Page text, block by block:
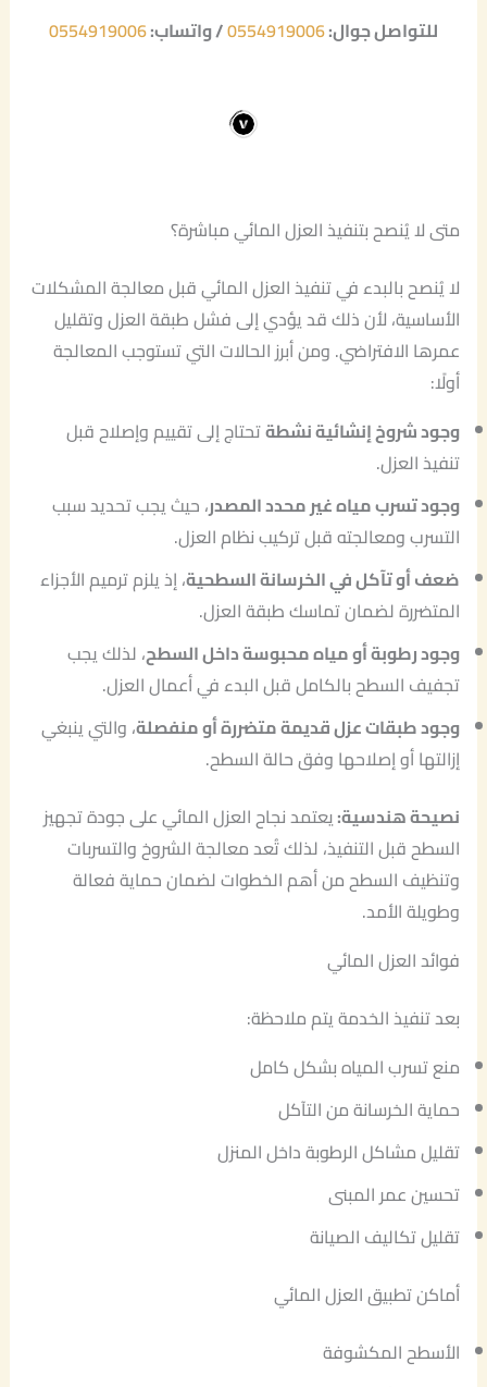
للتواصل جوال:0554919006/ واتساب:0554919006
متى لا يُنصح بتنفيذ العزل المائي مباشرة؟
لا يُنصح بالبدء في تنفيذ العزل المائي قبل معالجة المشكلات
الأساسية، لأن ذلك قد يؤدي إلى فشل طبقة العزل وتقليل
عمرها الافتراضي. ومن أبرز الحالات التي تستوجب المعالجة
أولًا:
وجود شروخ إنشائية نشطةتحتاج إلى تقييم وإصلاح قبل
تنفيذ العزل.
وجود تسرب مياه غير محدد المصدر، حيث يجب تحديد سبب
التسرب ومعالجته قبل تركيب نظام العزل.
ضعف أو تآكل في الخرسانة السطحية، إذ يلزم ترميم الأجزاء
المتضررة لضمان تماسك طبقة العزل.
وجود رطوبة أو مياه محبوسة داخل السطح، لذلك يجب
تجفيف السطح بالكامل قبل البدء في أعمال العزل.
وجود طبقات عزل قديمة متضررة أو منفصلة، والتي ينبغي
إزالتها أو إصلاحها وفق حالة السطح.
نصيحة هندسية:يعتمد نجاح العزل المائي على جودة تجهيز
السطح قبل التنفيذ، لذلك تُعد معالجة الشروخ والتسربات
وتنظيف السطح من أهم الخطوات لضمان حماية فعالة
وطويلة الأمد.
فوائد العزل المائي
بعد تنفيذ الخدمة يتم ملاحظة:
منع تسرب المياه بشكل كامل
حماية الخرسانة من التآكل
تقليل مشاكل الرطوبة داخل المنزل
تحسين عمر المبنى
تقليل تكاليف الصيانة
أماكن تطبيق العزل المائي
الأسطح المكشوفة